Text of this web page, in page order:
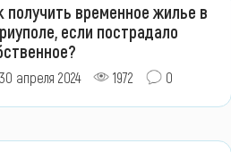
получить временное жилье в
если пострадало
30 апреля 2024 1972 0